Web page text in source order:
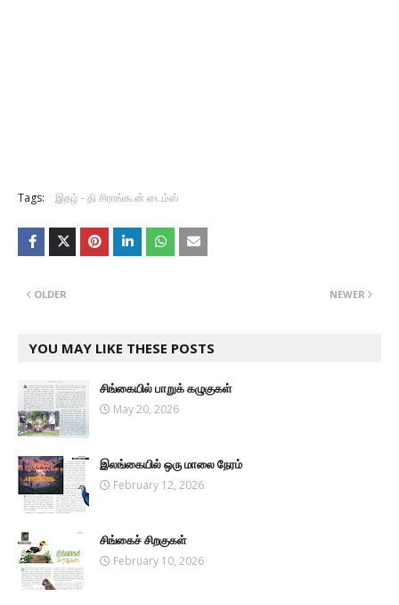
Tags: இதழ் - தி சிராங்கூன் டைம்ஸ்
NEWER
OLDER
YOU MAY LIKE THESE POSTS
சிங்கையில் பாறுக் கழுகுகள்
May 20, 2026
இலங்கையில் ஒரு மாலை நேரம்
February 12, 2026
சிங்கைச் சிறகுகள்
February 10, 2026